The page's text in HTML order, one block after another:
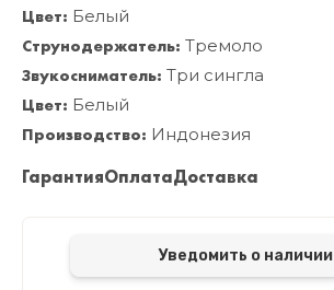
Цвет: Белый
Струнодержатель: Тремоло
Звукосниматель: Три сингла
Цвет: Белый
Производство: Индонезия
ГарантияОплатаДоставка
Уведомить о наличии